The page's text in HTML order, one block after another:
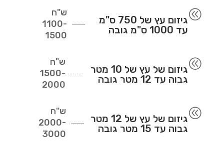
@
גיזום עץ של 750 ס"מ
עד 1000 ס"מ גובה
ש"ח
1100-
1500
@
גיזום של עץ של 10 מטר
גבוה עד 12 מטר גובה
ש"ח
1500-
2000
@
גיזום של עץ של 12 מטר
גבוה עד 15 מטר גובה
ש"ח
2000-
3000